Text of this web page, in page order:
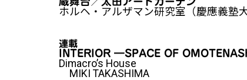
ホルヘ・アルザマン研究室（慶應義塾
連載
INTERIOR ―SPACE OF
Dimacro’s House
MIKI TAKASHIMA